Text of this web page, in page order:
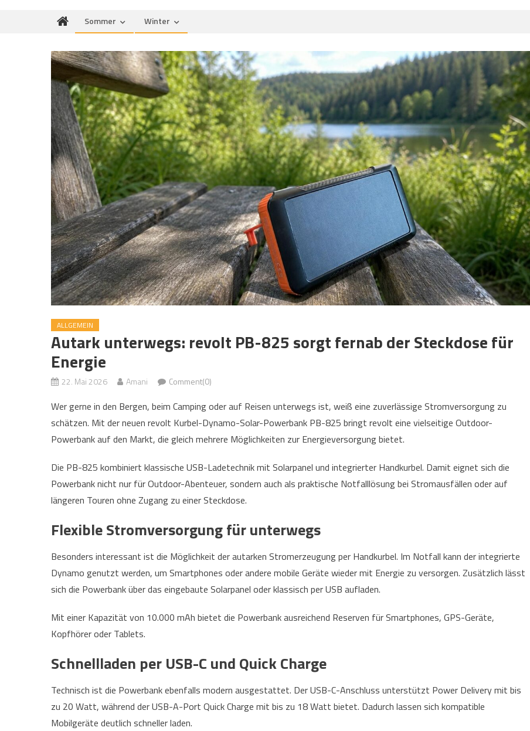
Sommer Winter
ALLGEMEIN
Autark unterwegs: revolt PB-825 sorgt fernab der Steckdose für
Energie
22. Mai 2026 Amani Comment(0)
Wer gerne in den Bergen, beim Camping oder auf Reisen unterwegs ist, weiß eine zuverlässige Stromversorgung zu
schätzen. Mit der neuen revolt Kurbel-Dynamo-Solar-Powerbank PB-825 bringt revolt eine vielseitige Outdoor-
Powerbank auf den Markt, die gleich mehrere Möglichkeiten zur Energieversorgung bietet.
Die PB-825 kombiniert klassische USB-Ladetechnik mit Solarpanel und integrierter Handkurbel. Damit eignet sich die
Powerbank nicht nur für Outdoor-Abenteuer, sondern auch als praktische Notfalllösung bei Stromausfällen oder auf
längeren Touren ohne Zugang zu einer Steckdose.
Flexible Stromversorgung für unterwegs
Besonders interessant ist die Möglichkeit der autarken Stromerzeugung per Handkurbel. Im Notfall kann der integrierte
Dynamo genutzt werden, um Smartphones oder andere mobile Geräte wieder mit Energie zu versorgen. Zusätzlich lässt
sich die Powerbank über das eingebaute Solarpanel oder klassisch per USB aufladen.
Mit einer Kapazität von 10.000 mAh bietet die Powerbank ausreichend Reserven für Smartphones, GPS-Geräte,
Kopfhörer oder Tablets.
Schnellladen per USB-C und Quick Charge
Technisch ist die Powerbank ebenfalls modern ausgestattet. Der USB-C-Anschluss unterstützt Power Delivery mit bis
zu 20 Watt, während der USB-A-Port Quick Charge mit bis zu 18 Watt bietet. Dadurch lassen sich kompatible
Mobilgeräte deutlich schneller laden.